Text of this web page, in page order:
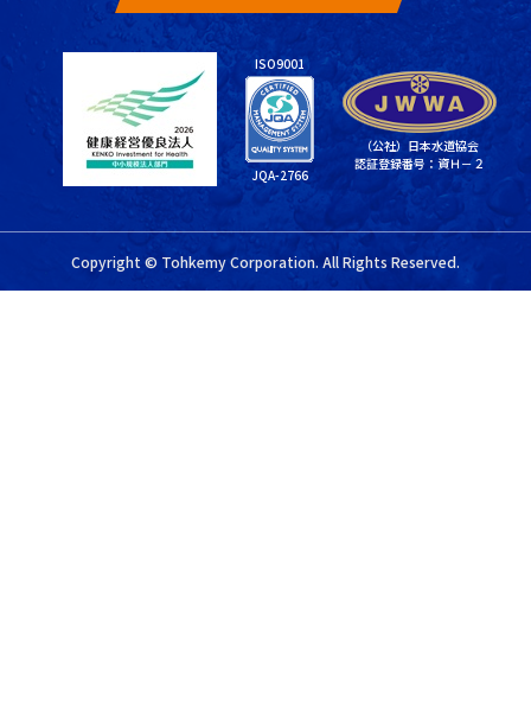
ISO9001
JQA-2766
（公社）日本水道協会
認証登録番号：資Ｈ－２
Copyright © Tohkemy Corporation. All Rights Reserved.